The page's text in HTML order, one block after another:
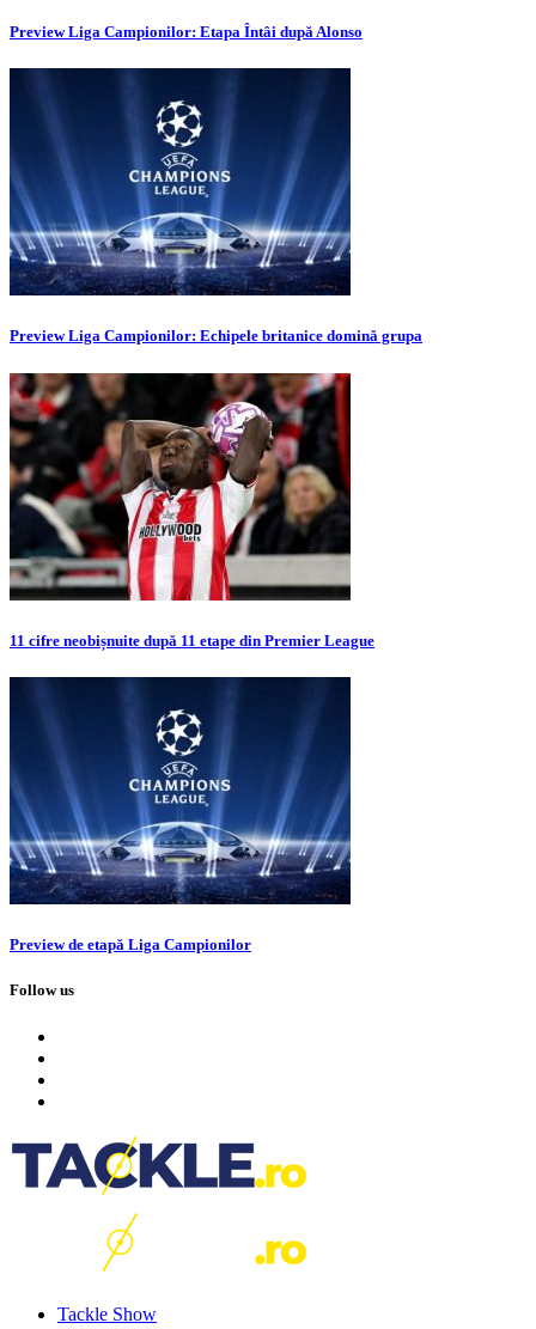
Preview Liga Campionilor: Etapa Întâi după Alonso
Preview Liga Campionilor: Echipele britanice domină grupa
11 cifre neobișnuite după 11 etape din Premier League
Preview de etapă Liga Campionilor
Follow us
Tackle Show